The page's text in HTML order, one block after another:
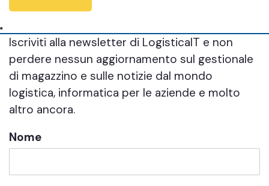
Iscriviti alla newsletter di LogisticaIT e non
perdere nessun aggiornamento sul gestionale
di magazzino e sulle notizie dal mondo
logistica, informatica per le aziende e molto
altro ancora.
Nome